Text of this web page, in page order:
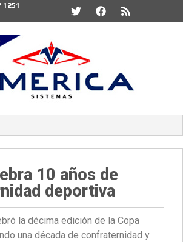
10 años de
deportiva
la décima edición de la Copa
una década de confraternidad y